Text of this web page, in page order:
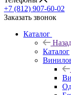
+7 (812) 907-60-02
Заказать звонок
Каталог
Каталог